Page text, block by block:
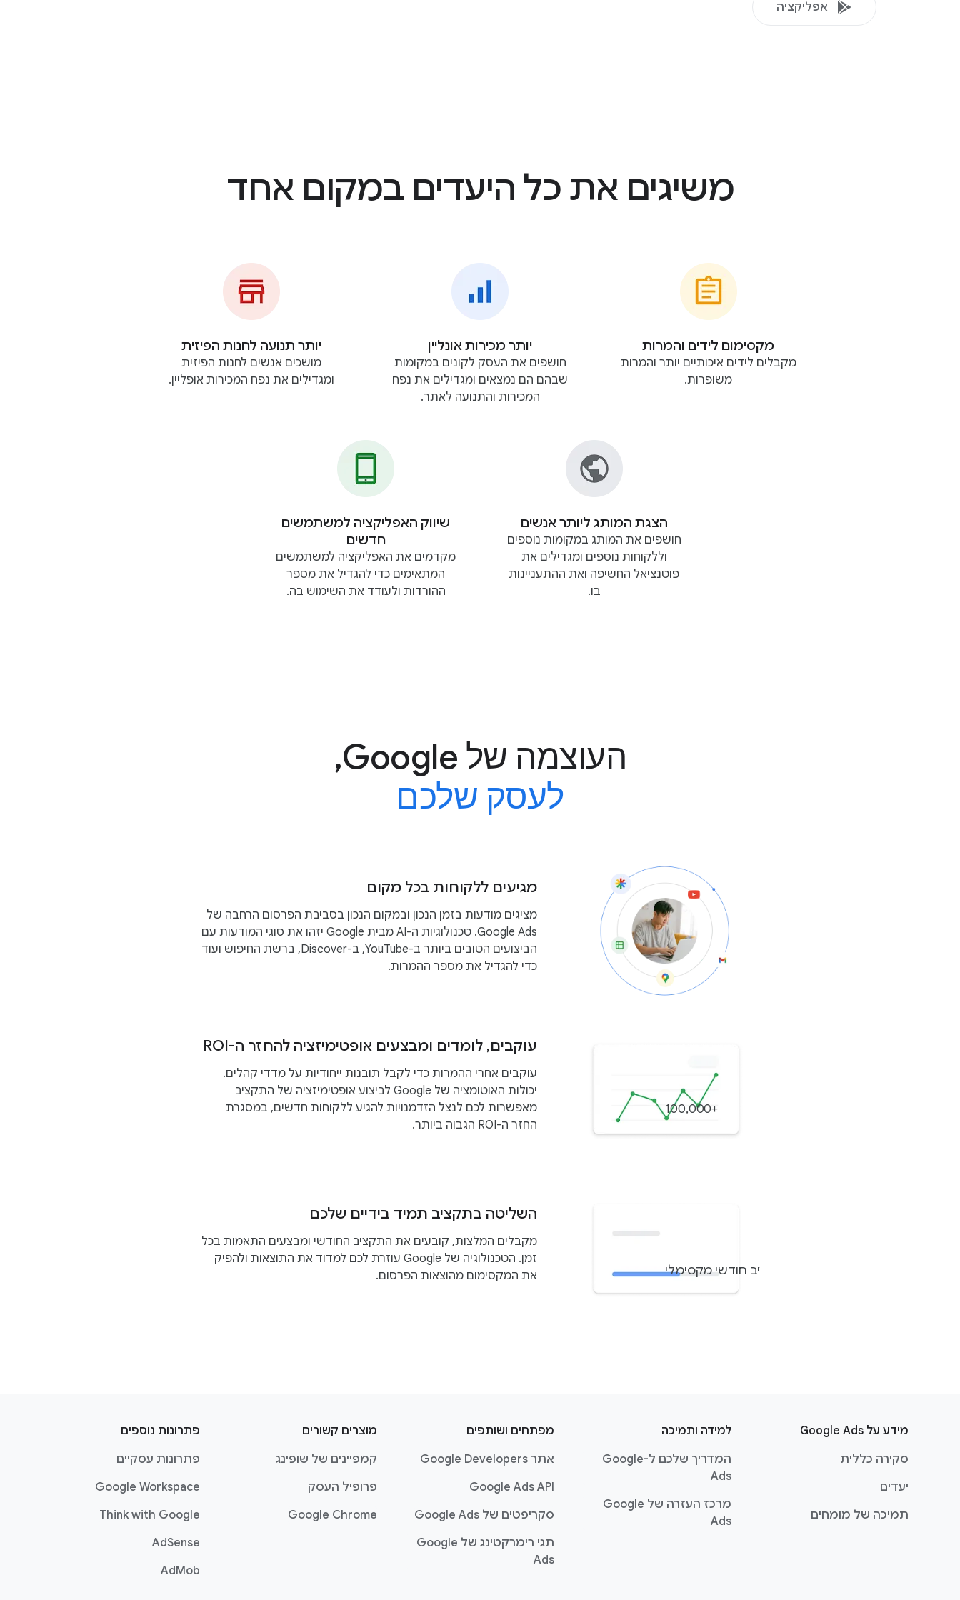
אפליקציה
משיגים את כל היעדים במקום אחד
מקסימום לידים והמרות
מקבלים לידים איכותיים יותר והמרות
משופרות.
יותר מכירות אונליין
חושפים את העסק לקונים במקומות
שבהם הם נמצאים ומגדילים את נפח
המכירות והתנועה לאתר.
יותר תנועה לחנות הפיזית
מושכים אנשים לחנות הפיזית
ומגדילים את נפח המכירות אופליין.
הצגת המותג ליותר אנשים
חושפים את המותג במקומות נוספים
וללקוחות נוספים ומגדילים את
פוטנציאל החשיפה ואת ההתעניינות
בו.
שיווק האפליקציה למשתמשים
חדשים
מקדמים את האפליקציה למשתמשים
המתאימים כדי להגדיל את מספר
ההורדות ולעודד את השימוש בה.
העוצמה של Google,
לעסק שלכם
מגיעים ללקוחות בכל מקום
מציגים מודעות בזמן הנכון ובמקום הנכון בסביבת הפרסום הרחבה של
Google Ads. טכנולוגיות ה-AI מבית Google יזהו את סוגי המודעות עם
הביצועים הטובים ביותר ב-YouTube, ב-Discover, ברשת החיפוש ועוד
כדי להגדיל את מספר ההמרות.
+100,000
עוקבים, לומדים ומבצעים אופטימיזציה להחזר ה-ROI
עוקבים אחרי ההמרות כדי לקבל תובנות ייחודיות על מדדי קהלים.
יכולות האוטומציה של Google לביצוע אופטימיזציה של התקציב
מאפשרות לכם לנצל הזדמנויות להגיע ללקוחות חדשים, במסגרת
החזר ה-ROI הגבוה ביותר.
תקציב חודשי מקסימלי
השליטה בתקציב תמיד בידיים שלכם
מקבלים המלצות, קובעים את התקציב החודשי ומבצעים התאמות בכל
זמן. הטכנולוגיה של Google עוזרת לכם למדוד את התוצאות ולהפיק
את המקסימום מהוצאות הפרסום.
מידע על Google Ads
סקירה כללית
יעדים
תמיכה של מומחים
למידה ותמיכה
המדריך שלכם ל-Google
Ads
מרכז העזרה של Google
Ads
מפתחים ושותפים
אתר Google Developers
Google Ads API
סקריפטים של Google Ads
תגי רימרקטינג של Google
Ads
מוצרים קשורים
קמפיינים של שופינג
פרופיל העסק
Google Chrome
פתרונות נוספים
פתרונות עסקיים
Google Workspace
Think with Google
AdSense
AdMob